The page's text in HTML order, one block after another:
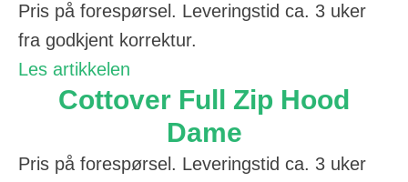
Pris på forespørsel. Leveringstid ca. 3 uker
fra godkjent korrektur.
Les artikkelen
Cottover Full Zip Hood
Dame
Pris på forespørsel. Leveringstid ca. 3 uker